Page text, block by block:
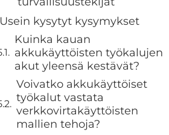
Usein kysytyt kysymykset
Kuinka kauan
akkukäyttöisten työkalujen
akut yleensä kestävät?
Voivatko akkukäyttöiset
työkalut vastata
verkkovirtakäyttöisten
mallien tehoja?